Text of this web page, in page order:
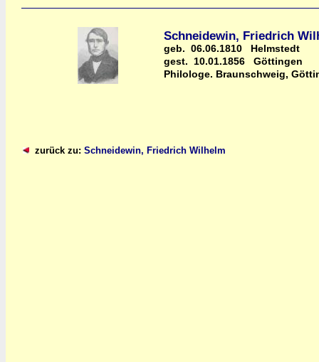
Schneidewin, Friedrich
geb. 06.06.1810 Helmstedt
gest. 10.01.1856 Göttingen
Philologe. Braunschweig,
zurück zu: Schneidewin, Friedrich Wilhelm